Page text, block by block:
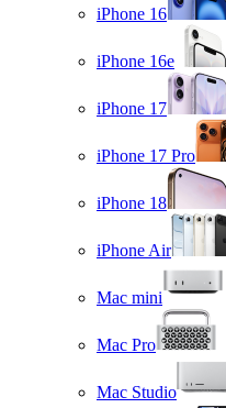
iPhone 16
iPhone 16e
iPhone 17
iPhone 17 Pro
iPhone 18
iPhone Air
Mac mini
Mac Pro
Mac Studio